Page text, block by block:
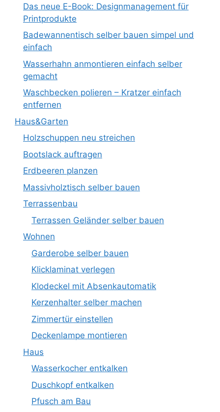
Das neue E-Book: Designmanagement für
Printprodukte
Badewannentisch selber bauen simpel und
einfach
Wasserhahn anmontieren einfach selber
gemacht
Waschbecken polieren – Kratzer einfach
entfernen
Haus&Garten
Holzschuppen neu streichen
Bootslack auftragen
Erdbeeren planzen
Massivholztisch selber bauen
Terrassenbau
Terrassen Geländer selber bauen
Wohnen
Garderobe selber bauen
Klicklaminat verlegen
Klodeckel mit Absenkautomatik
Kerzenhalter selber machen
Zimmertür einstellen
Deckenlampe montieren
Haus
Wasserkocher entkalken
Duschkopf entkalken
Pfusch am Bau